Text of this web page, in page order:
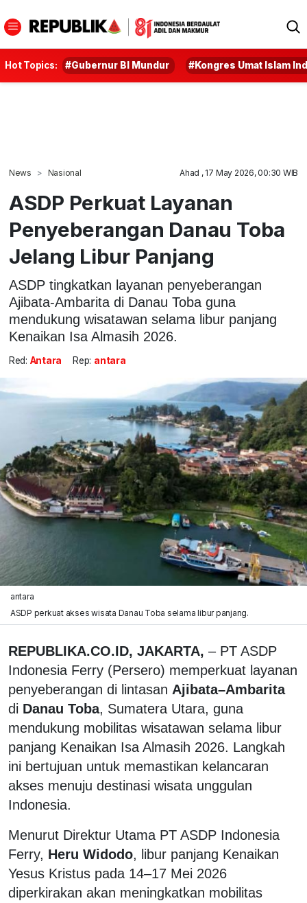
Hot Topics: #Gubernur BI Mundur #Kongres Umat Islam
News Nasional Ahad , 17 May 2026, 00:30 WIB
ASDP Perkuat Layanan
Penyeberangan Danau Toba
Jelang Libur Panjang
ASDP tingkatkan layanan penyeberangan
Ajibata-Ambarita di Danau Toba guna
mendukung wisatawan selama libur panjang
Kenaikan Isa Almasih 2026.
Red: Antara Rep: antara
antara
ASDP perkuat akses wisata Danau Toba selama libur panjang.
REPUBLIKA.CO.ID, JAKARTA, – PT ASDP
Indonesia Ferry (Persero) memperkuat layanan
penyeberangan di lintasan Ajibata–Ambarita
di Danau Toba, Sumatera Utara, guna
mendukung mobilitas wisatawan selama libur
panjang Kenaikan Isa Almasih 2026. Langkah
ini bertujuan untuk memastikan kelancaran
akses menuju destinasi wisata unggulan
Indonesia.
Menurut Direktur Utama PT ASDP Indonesia
Ferry, Heru Widodo, libur panjang Kenaikan
Yesus Kristus pada 14–17 Mei 2026
diperkirakan akan meningkatkan mobilitas